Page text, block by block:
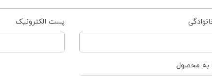
پست الکترونیک
به محصول